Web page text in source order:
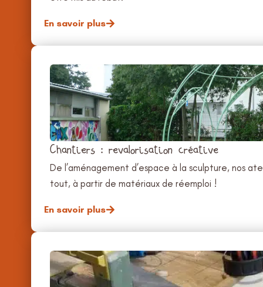
En savoir plus
Chantiers : revalorisation créative
De l’aménagement d’espace à la sculpture, nos
tout, à partir de matériaux de réemploi !
En savoir plus